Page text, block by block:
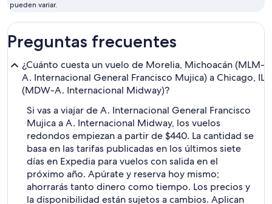
pueden variar.
Preguntas frecuentes
¿Cuánto cuesta un vuelo de Morelia, Michoacán (MLM-
A. Internacional General Francisco Mujica) a Chicago, IL
(MDW-A. Internacional Midway)?
Si vas a viajar de A. Internacional General Francisco
Mujica a A. Internacional Midway, los vuelos
redondos empiezan a partir de $440. La cantidad se
basa en las tarifas publicadas en los últimos siete
días en Expedia para vuelos con salida en el
próximo año. Apúrate y reserva hoy mismo;
ahorrarás tanto dinero como tiempo. Los precios y
la disponibilidad están sujetos a cambios. Aplican